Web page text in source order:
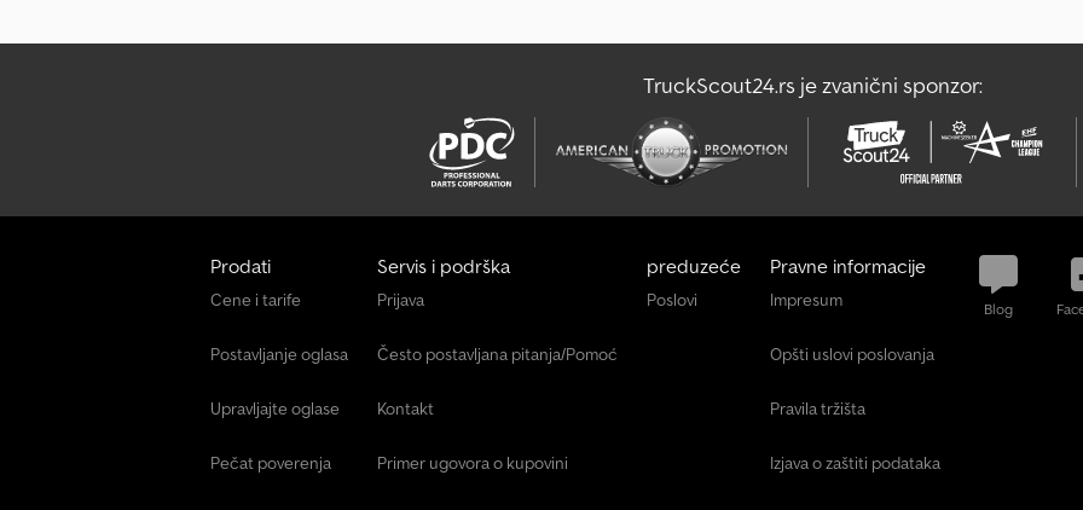
TruckScout24.rs je zvanični sponzor:
Prodati
Cene i tarife
Postavljanje oglasa
Upravljajte oglase
Pečat poverenja
Servis i podrška
Prijava
Često postavljana pitanja/Pomoć
Kontakt
Primer ugovora o kupovini
preduzeće
Poslovi
Pravne informacije
Impresum
Opšti uslovi poslovanja
Pravila tržišta
Izjava o zaštiti podataka
Blog